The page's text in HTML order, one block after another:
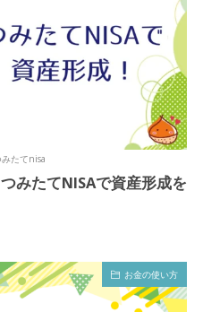
たてnisa
みたてNISAで資産形成を
お金の使い方